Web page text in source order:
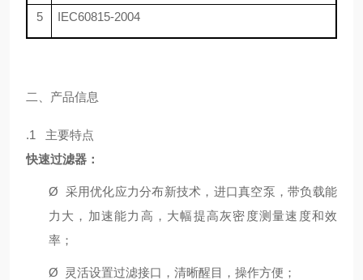
5 IEC60815-2004
二、产品信息
.1 主要特点
快速过滤器：
Ø 采用优化应力分布新技术，进口真空泵，带负载能
力大，加速能力高，大幅提高灰密度测量速度和效
率；
Ø 灵活设置过滤接口，清晰醒目，操作方便；